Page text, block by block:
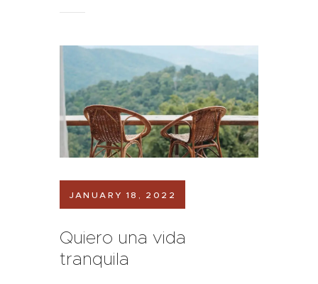
JANUARY 18, 2022
Quiero una vida
tranquila